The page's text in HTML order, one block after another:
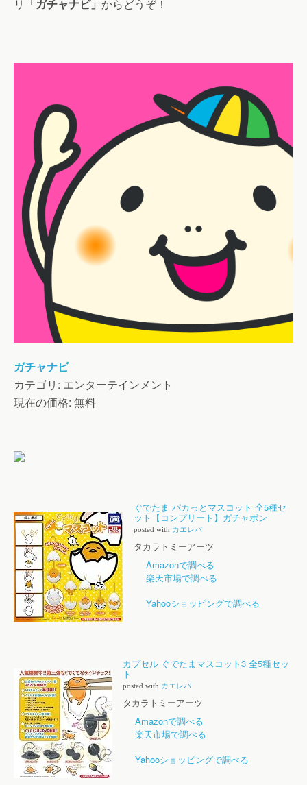
リ 「ガチャナビ」 からどうぞ！
ガチャナビ
カテゴリ: エンターテインメント
現在の価格: 無料
ぐでたま パカっとマスコット 全5種セ
ット【コンプリート】ガチャポン
posted with カエレバ
タカラトミーアーツ
Amazonで調べる
楽天市場で調べる
Yahooショッピングで調べる
カプセル ぐでたまマスコット3 全5種セッ
ト
posted with カエレバ
タカラトミーアーツ
Amazonで調べる
楽天市場で調べる
Yahooショッピングで調べる